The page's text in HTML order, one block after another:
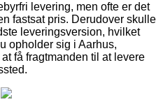
levering, men ofte er det
fastsat pris. Derudover skulle
leveringsversion, hvilket
opholder sig i Aarhus,
få fragtmanden til at levere